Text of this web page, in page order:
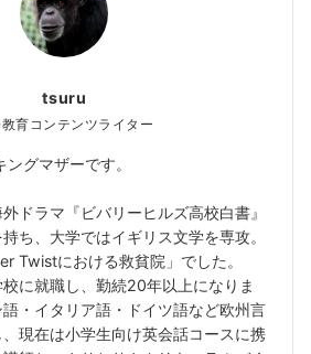
tsuru
育コンテンツライター
グマザーです。
ドラマ『ビバリーヒルズ高校白書』
ち、大学ではイギリス文学を専攻。
Twistにおける救貧院」でした。
に就職し、勤続20年以上になりま
・イタリア語・ドイツ語など欧州言
現在は小学生向け英会話コースに携